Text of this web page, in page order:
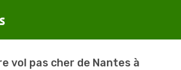
vol pas cher de Nantes à